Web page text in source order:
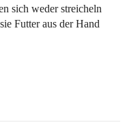
sich weder streicheln
Futter aus der Hand